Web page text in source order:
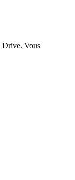
Drive. Vous